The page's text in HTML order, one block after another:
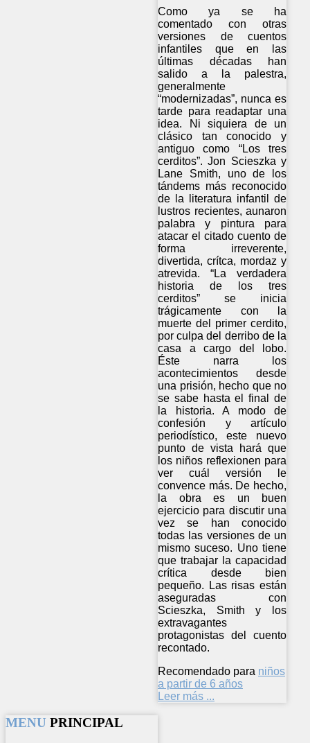
Como ya se ha
comentado con otras
versiones de cuentos
infantiles que en las
últimas décadas han
salido a la palestra,
generalmente
“modernizadas”, nunca es
tarde para readaptar una
idea. Ni siquiera de un
clásico tan conocido y
antiguo como “Los tres
cerditos”. Jon Scieszka y
Lane Smith, uno de los
tándems más reconocido
de la literatura infantil de
lustros recientes, aunaron
palabra y pintura para
atacar el citado cuento de
forma irreverente,
divertida, crítca, mordaz y
atrevida. “La verdadera
historia de los tres
cerditos” se inicia
trágicamente con la
muerte del primer cerdito,
por culpa del derribo de la
casa a cargo del lobo.
Éste narra los
acontecimientos desde
una prisión, hecho que no
se sabe hasta el final de
la historia. A modo de
confesión y artículo
periodístico, este nuevo
punto de vista hará que
los niños reflexionen para
ver cuál versión le
convence más. De hecho,
la obra es un buen
ejercicio para discutir una
vez se han conocido
todas las versiones de un
mismo suceso. Uno tiene
que trabajar la capacidad
crítica desde bien
pequeño. Las risas están
aseguradas con
Scieszka, Smith y los
extravagantes
protagonistas del cuento
recontado.
Recomendado para niños
a partir de 6 años
Leer más ...
MENU PRINCIPAL